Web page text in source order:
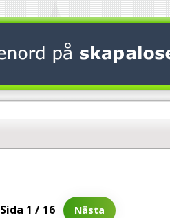
Sida 1 / 16 Nästa